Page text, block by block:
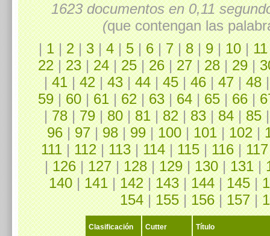
1623 documentos en 0,11
(que contengan las
|1|2|3|4|5|6|7|8|9|10|11
22|23|24|25|26|27|28|29|
|41|42|43|44|45|46|47|48
59|60|61|62|63|64|65|66|
|78|79|80|81|82|83|84|85
96|97|98|99|100|101|102|
111|112|113|114|115|116|117
|126|127|128|129|130|131|
140|141|142|143|144|145|
154|155|156|157|
Clasificación Cutter Título